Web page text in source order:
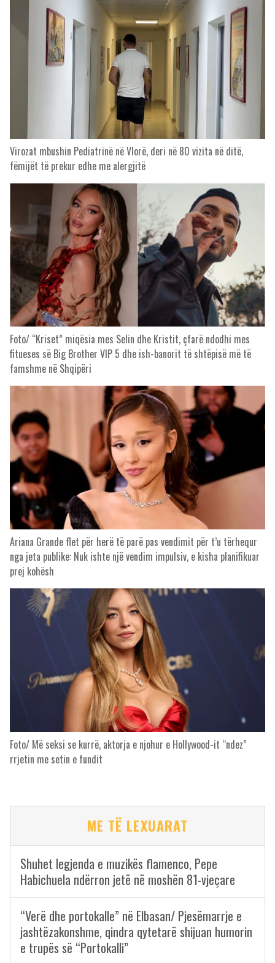
Virozat mbushin Pediatrinë në Vlorë, deri në 80 vizita në ditë,
fëmijët të prekur edhe me alergjitë
Foto/ “Kriset” miqësia mes Selin dhe Kristit, çfarë ndodhi mes
fitueses së Big Brother VIP 5 dhe ish-banorit të shtëpisë më të
famshme në Shqipëri
Ariana Grande flet për herë të parë pas vendimit për t’u tërhequr
nga jeta publike: Nuk ishte një vendim impulsiv, e kisha planifikuar
prej kohësh
Foto/ Më seksi se kurrë, aktorja e njohur e Hollywood-it “ndez”
rrjetin me setin e fundit
ME TË LEXUARAT
Shuhet legjenda e muzikës flamenco, Pepe
Habichuela ndërron jetë në moshën 81-vjeçare
“Verë dhe portokalle” në Elbasan/ Pjesëmarrje e
jashtëzakonshme, qindra qytetarë shijuan humorin
e trupës së “Portokalli”